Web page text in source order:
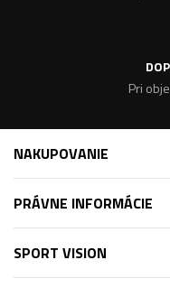
Pri
NAKUPOVANIE
PRÁVNE INFORMÁCIE
SPORT VISION